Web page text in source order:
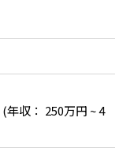
(年収： 250万円 ~ 4